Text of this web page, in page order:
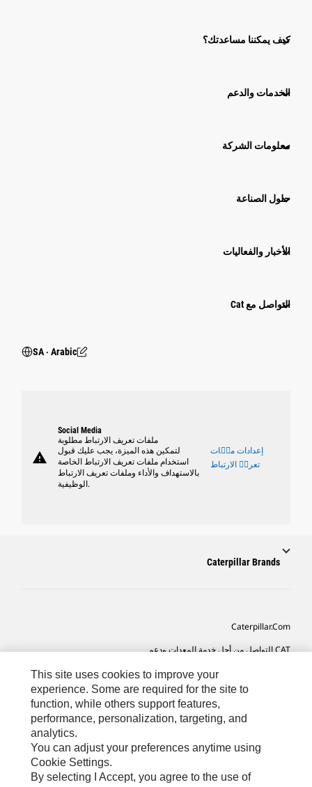
كيف يمكننا مساعدتك؟
الخدمات والدعم
معلومات الشركة
حلول الصناعة
الأخبار والفعاليات
التواصل مع Cat
SA ‧ Arabic
warning
Social Media
ملفات تعريف الارتباط مطلوبة
لتمكين هذه الميزة، يجب عليك قبول
استخدام ملفات تعريف الارتباط الخاصة
بالاستهداف والأداء وملفات تعريف الارتباط
الوظيفية.
إعدادات ملٝات
تعريٝ الارتباط
Caterpillar Brands
Caterpillar.com
CAT التواصل من أجل خدمة المعدات ودعم
تفضيلات التسويق الخاصة بي
خريطة الموقع
Cookie Settings
This site uses cookies to improve your
experience. Some are required for the site to
function, while others support features,
performance, personalization, targeting, and
analytics.
You can adjust your preferences anytime using
Cookie Settings.
By selecting I Accept, you agree to the use of